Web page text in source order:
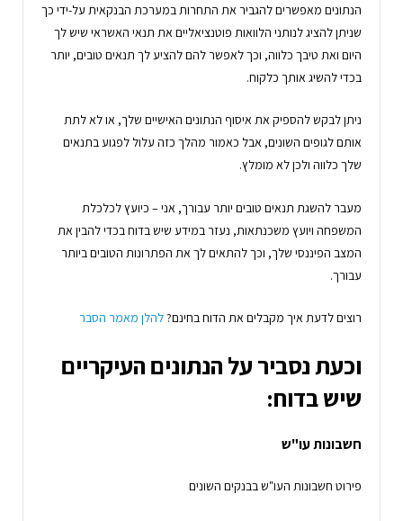
הנתונים מאפשרים להגביר את התחרות במערכת הבנקאית על-ידי כך
שניתן להציג לנותני הלוואות פוטנציאליים את תנאי האשראי שיש לך
היום ואת טיבך כלווה, וכך לאפשר להם להציע לך תנאים טובים, יותר
בכדי להשיג אותך כלקוח.
ניתן לבקש להספיק את איסוף הנתונים האישיים שלך, או לא לתת
אותם לגופים השונים, אבל כאמור מהלך כזה עלול לפגוע בתנאים
שלך כלווה ולכן לא מומלץ.
מעבר להשגת תנאים טובים יותר עבורך, אני – כיועץ לכלכלת
המשפחה ויועץ משכנתאות, נעזר במידע שיש בדוח בכדי להבין את
המצב הפיננסי שלך, וכך להתאים לך את הפתרונות הטובים ביותר
עבורך.
רוצים לדעת איך מקבלים את הדוח בחינם?להלן מאמר הסבר
וכעת נסביר על הנתונים העיקריים
שיש בדוח:
חשבונות עו"ש
פירוט חשבונות העו"ש בבנקים השונים